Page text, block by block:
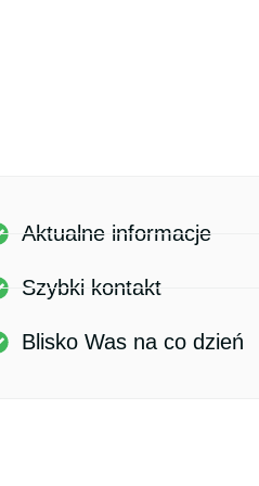
Aktualne informacje
Szybki kontakt
Blisko Was na co dzień